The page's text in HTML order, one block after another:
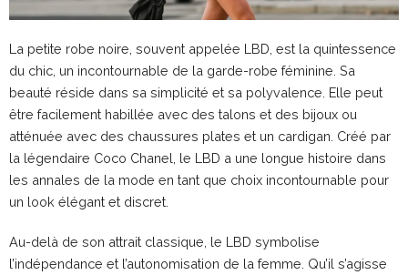
La petite robe noire, souvent appelée LBD, est la quintessence
du chic, un incontournable de la garde-robe féminine. Sa
beauté réside dans sa simplicité et sa polyvalence. Elle peut
être facilement habillée avec des talons et des bijoux ou
atténuée avec des chaussures plates et un cardigan. Créé par
la légendaire Coco Chanel, le LBD a une longue histoire dans
les annales de la mode en tant que choix incontournable pour
un look élégant et discret.
Au-delà de son attrait classique, le LBD symbolise
l’indépendance et l’autonomisation de la femme. Qu’il s’agisse